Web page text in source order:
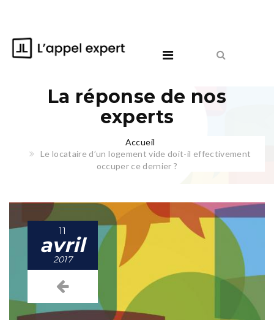
La réponse de nos
experts
Accueil
Le locataire d’un logement vide doit-il effectivement
occuper ce dernier ?
11
avril
2017